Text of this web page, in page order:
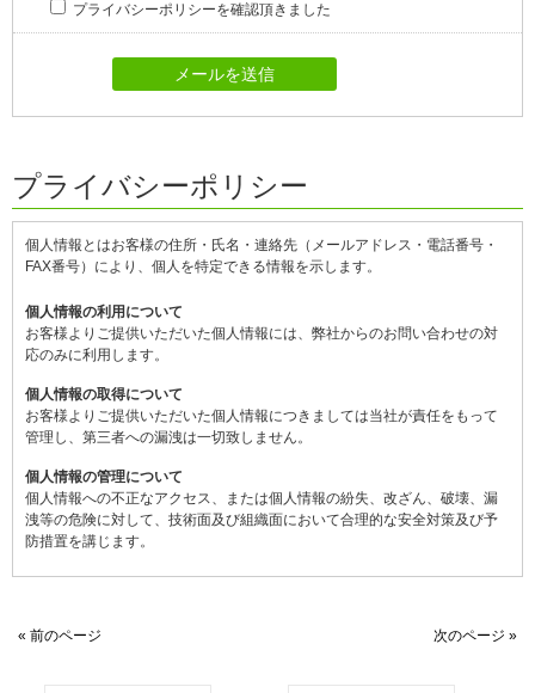
プライバシーポリシーを確認頂きました
プライバシーポリシー
個人情報とはお客様の住所・氏名・連絡先（メールアドレス・電話番号・
FAX番号）により、個人を特定できる情報を示します。
個人情報の利用について
お客様よりご提供いただいた個人情報には、弊社からのお問い合わせの対
応のみに利用します。
個人情報の取得について
お客様よりご提供いただいた個人情報につきましては当社が責任をもって
管理し、第三者への漏洩は一切致しません。
個人情報の管理について
個人情報への不正なアクセス、または個人情報の紛失、改ざん、破壊、漏
洩等の危険に対して、技術面及び組織面において合理的な安全対策及び予
防措置を講じます。
« 前のページ 次のページ »